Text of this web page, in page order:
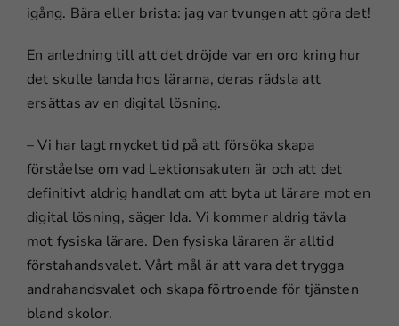
igång. Bära eller brista: jag var tvungen att göra det!
En anledning till att det dröjde var en oro kring hur
det skulle landa hos lärarna, deras rädsla att
ersättas av en digital lösning.
– Vi har lagt mycket tid på att försöka skapa
förståelse om vad Lektionsakuten är och att det
definitivt aldrig handlat om att byta ut lärare mot en
digital lösning, säger Ida. Vi kommer aldrig tävla
mot fysiska lärare. Den fysiska läraren är alltid
förstahandsvalet. Vårt mål är att vara det trygga
andrahandsvalet och skapa förtroende för tjänsten
bland skolor.